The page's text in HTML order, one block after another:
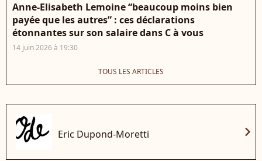
Anne-Elisabeth Lemoine “beaucoup moins bien
payée que les autres” : ces déclarations
étonnantes sur son salaire dans C à vous
14 juin 2026 à 19:30
TOUS LES ARTICLES
Eric Dupond-Moretti chevron_right